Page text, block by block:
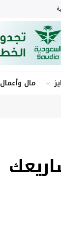
مال وأعمال